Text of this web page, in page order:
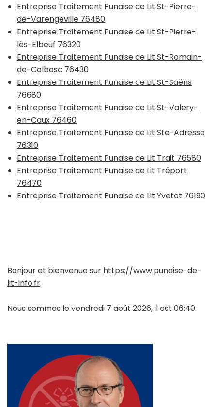
Entreprise Traitement Punaise de Lit St-Pierre-
de-Varengeville 76480
Entreprise Traitement Punaise de Lit St-Pierre-
lès-Elbeuf 76320
Entreprise Traitement Punaise de Lit St-Romain-
de-Colbosc 76430
Entreprise Traitement Punaise de Lit St-Saëns
76680
Entreprise Traitement Punaise de Lit St-Valery-
en-Caux 76460
Entreprise Traitement Punaise de Lit Ste-Adresse
76310
Entreprise Traitement Punaise de Lit Trait 76580
Entreprise Traitement Punaise de Lit Tréport
76470
Entreprise Traitement Punaise de Lit Yvetot 76190
Bonjour et bienvenue sur https://www.punaise-de-
lit-info.fr.
Nous sommes le vendredi 7 août 2026, il est 06:40.